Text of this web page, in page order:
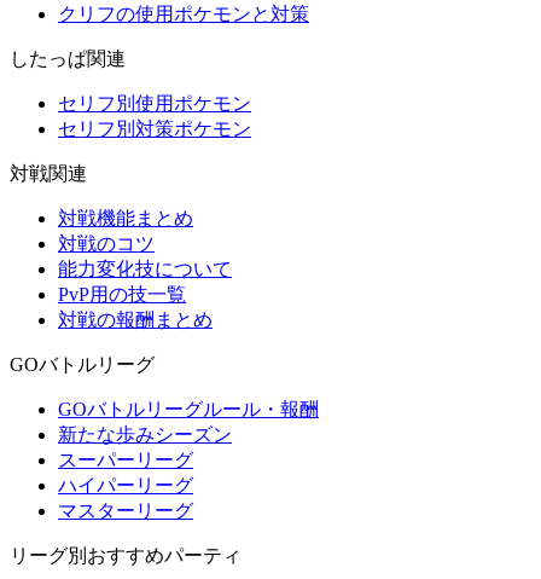
クリフの使用ポケモンと対策
したっぱ関連
セリフ別使用ポケモン
セリフ別対策ポケモン
対戦関連
対戦機能まとめ
対戦のコツ
能力変化技について
PvP用の技一覧
対戦の報酬まとめ
GOバトルリーグ
GOバトルリーグルール・報酬
新たな歩みシーズン
スーパーリーグ
ハイパーリーグ
マスターリーグ
リーグ別おすすめパーティ